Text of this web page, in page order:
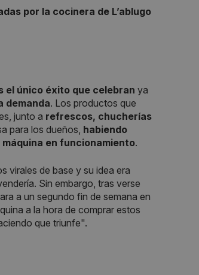
por la cocinera de L’ablugo
el único éxito que celebran ya
demanda. Los productos que
junto a refrescos, chucherías
para los dueños, habiendo
en funcionamiento.
virales de base y su idea era
Sin embargo, tras verse
a un segundo fin de semana en
a la hora de comprar estos
que triunfe".